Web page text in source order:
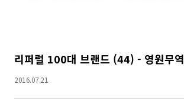
리퍼럴 100대 브랜드 (44) - 영원무역
2016.07.21